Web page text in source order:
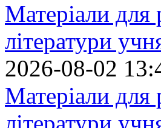
Матеріали для
літератури
2026-08-02
Матеріали для